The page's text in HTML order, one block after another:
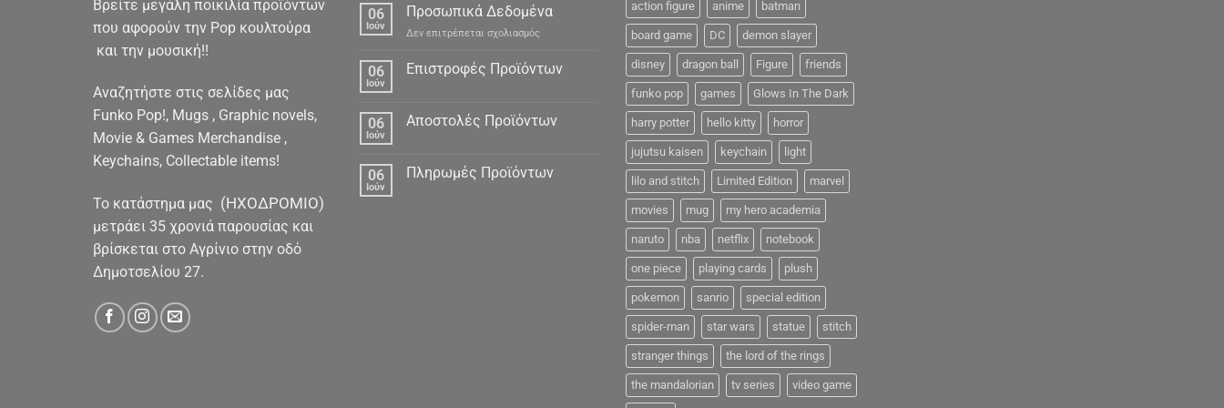
Βρείτε μεγάλη ποικιλία προϊόντων
που αφορούν την Pop κουλτούρα
και την μουσική!!
Αναζητήστε στις σελίδες μας
Funko Pop!, Mugs , Graphic novels,
Movie & Games Merchandise ,
Keychains, Collectable items!
To κατάστημα μας (ΗΧΟΔΡΟΜΙΟ)
μετράει 35 χρονιά παρουσίας και
βρίσκεται στο Αγρίνιο στην οδό
Δημοτσελίου 27.
06
Ιούν
Προσωπικά Δεδομένα
Δεν επιτρέπεται σχολιασμόςστο
Δεδομένα
06
Ιούν
Επιστροφές Προϊόντων
06
Ιούν
Αποστολές Προϊόντων
06
Ιούν
Πληρωμές Προϊόντων
action figure anime batman
board game DC demon slayer
disney dragon ball Figure friends
funko pop games Glows In The Dark
harry potter hello kitty horror
jujutsu kaisen keychain light
lilo and stitch Limited Edition marvel
movies mug my hero academia
naruto nba netflix notebook
one piece playing cards plush
pokemon sanrio special edition
spider-man star wars statue stitch
stranger things the lord of the rings
the mandalorian tv series video game